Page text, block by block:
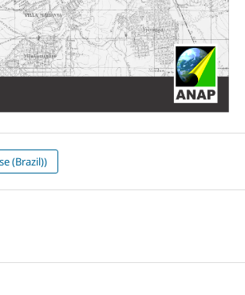
(Brazil))